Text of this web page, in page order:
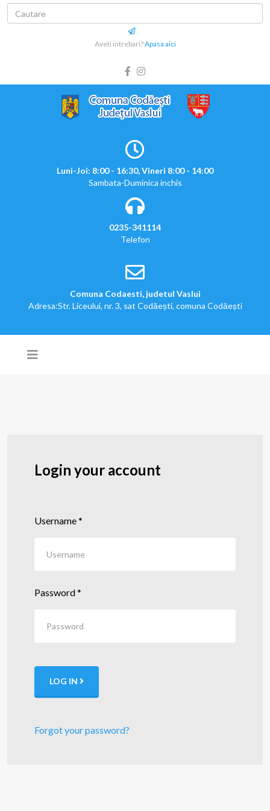
Aveti intrebari?Apasa aici
Luni-Joi: 8:00 - 16:30, Vineri 8:00 - 14:00
Sambata-Duminica inchis
0235-341114
Telefon
Comuna Codaesti, judetul Vaslui
Adresa:Str. Liceului, nr. 3, sat Codăești, comuna Codăești
Login your account
Username*
Password*
LOG IN
Forgot your password?